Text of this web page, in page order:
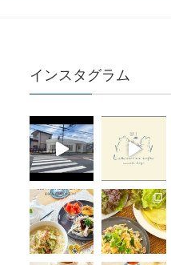
インスタグラム